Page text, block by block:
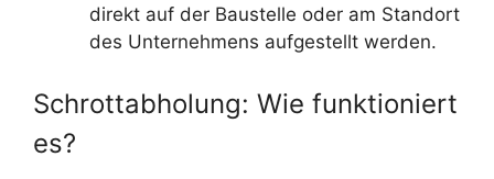
direkt auf der Baustelle oder am Standort
des Unternehmens aufgestellt werden.
Schrottabholung: Wie funktioniert
es?